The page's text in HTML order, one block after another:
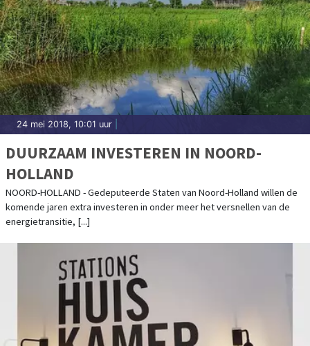
24 mei 2018, 10:01 uur
DUURZAAM INVESTEREN IN NOORD-
HOLLAND
NOORD-HOLLAND - Gedeputeerde Staten van Noord-Holland willen de
komende jaren extra investeren in onder meer het versnellen van de
energietransitie, [...]